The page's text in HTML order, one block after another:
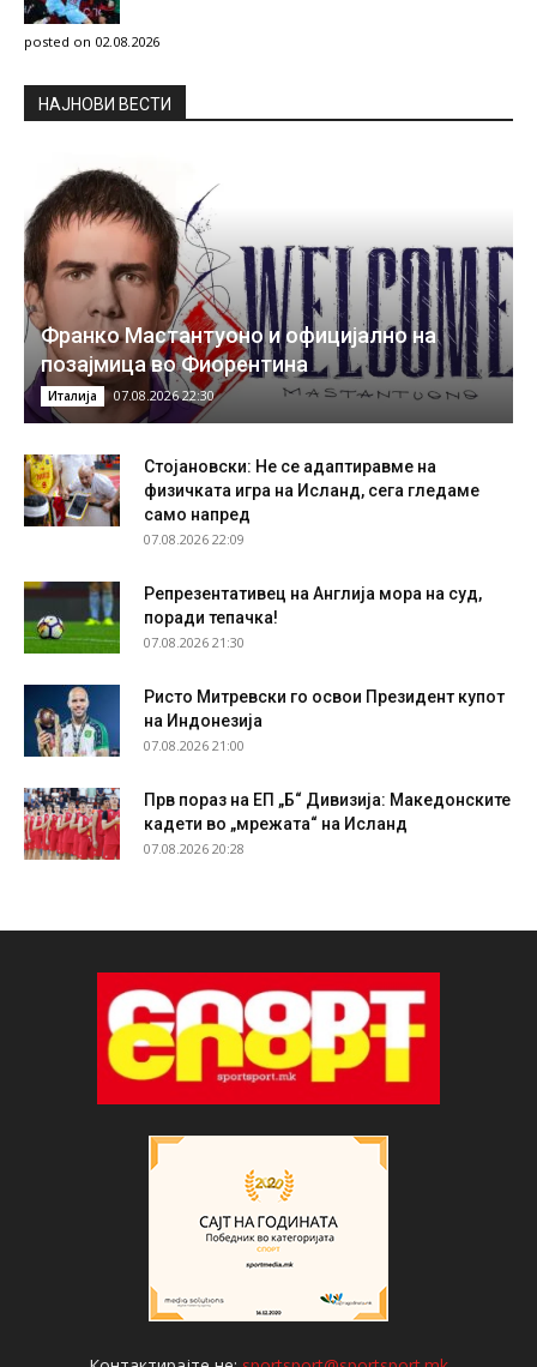
posted on 02.08.2026
НAЈНОВИ ВЕСТИ
Франко Мастантуоно и официјално на
позајмица во Фиорентина
Италија 07.08.2026 22:30
Стојановски: Не се адаптиравме на
физичката игра на Исланд, сега гледаме
само напред
07.08.2026 22:09
Репрезентативец на Англија мора на суд,
поради тепачка!
07.08.2026 21:30
Ристо Митревски го освои Президент купот
на Индонезија
07.08.2026 21:00
Прв пораз на ЕП „Б“ Дивизија: Македонските
кадети во „мрежата“ на Исланд
07.08.2026 20:28